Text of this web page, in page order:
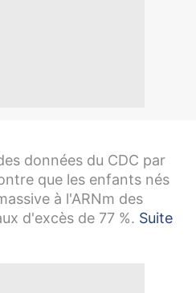
données du CDC par
que les enfants nés
à l'ARNm des
d'excès de 77 %. Suite